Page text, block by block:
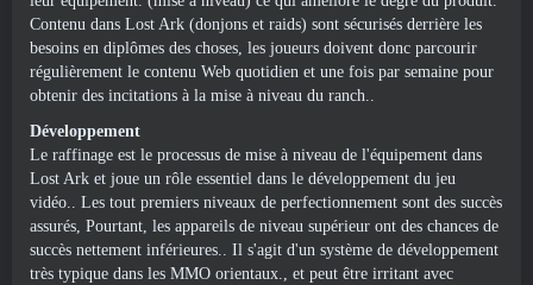
Contenu dans Lost Ark (donjons et raids) sont sécurisés derrière les
besoins en diplômes des choses, les joueurs doivent donc parcourir
régulièrement le contenu Web quotidien et une fois par semaine pour
obtenir des incitations à la mise à niveau du ranch..
Développement
Le raffinage est le processus de mise à niveau de l'équipement dans
Lost Ark et joue un rôle essentiel dans le développement du jeu
vidéo.. Les tout premiers niveaux de perfectionnement sont des succès
assurés, Pourtant, les appareils de niveau supérieur ont des chances de
succès nettement inférieures.. Il s'agit d'un système de développement
très typique dans les MMO orientaux., et peut être irritant avec